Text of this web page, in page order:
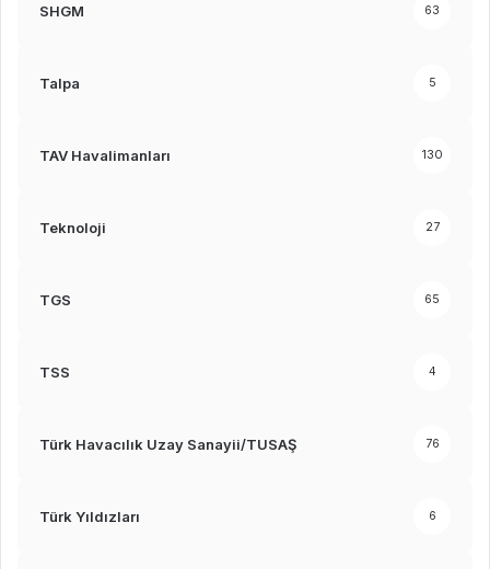
SHGM 63
Talpa 5
TAV Havalimanları 130
Teknoloji 27
TGS 65
TSS 4
Türk Havacılık Uzay Sanayii/TUSAŞ 76
Türk Yıldızları 6